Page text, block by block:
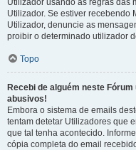
Utilizador usando as regras das
Utilizador. Se estiver recebendo
Utilizador, denuncie as
proibir o determinado utilizador
Topo
Recebi de alguém neste
abusivos!
Embora o sistema de emails
tentam detetar Utilizadores que
que tal tenha acontecido.
cópia completa do email